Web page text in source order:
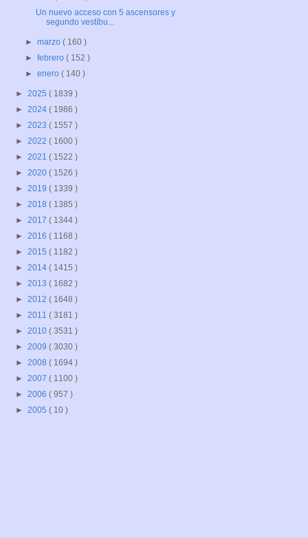
Un nuevo acceso con 5 ascensores y
segundo vestíbu...
►marzo( 160 )
►febrero( 152 )
►enero( 140 )
► 2025 ( 1839 )
► 2024 ( 1986 )
► 2023 ( 1557 )
► 2022 ( 1600 )
► 2021 ( 1522 )
► 2020 ( 1526 )
► 2019 ( 1339 )
► 2018 ( 1385 )
► 2017 ( 1344 )
► 2016 ( 1168 )
► 2015 ( 1182 )
► 2014 ( 1415 )
► 2013 ( 1682 )
► 2012 ( 1648 )
► 2011 ( 3181 )
► 2010 ( 3531 )
► 2009 ( 3030 )
► 2008 ( 1694 )
► 2007 ( 1100 )
► 2006 ( 957 )
► 2005 ( 10 )